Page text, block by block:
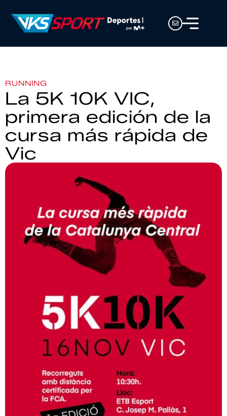
RUNNING
La 5K 10K VIC,
primera edición de la
cursa más rápida de
Vic